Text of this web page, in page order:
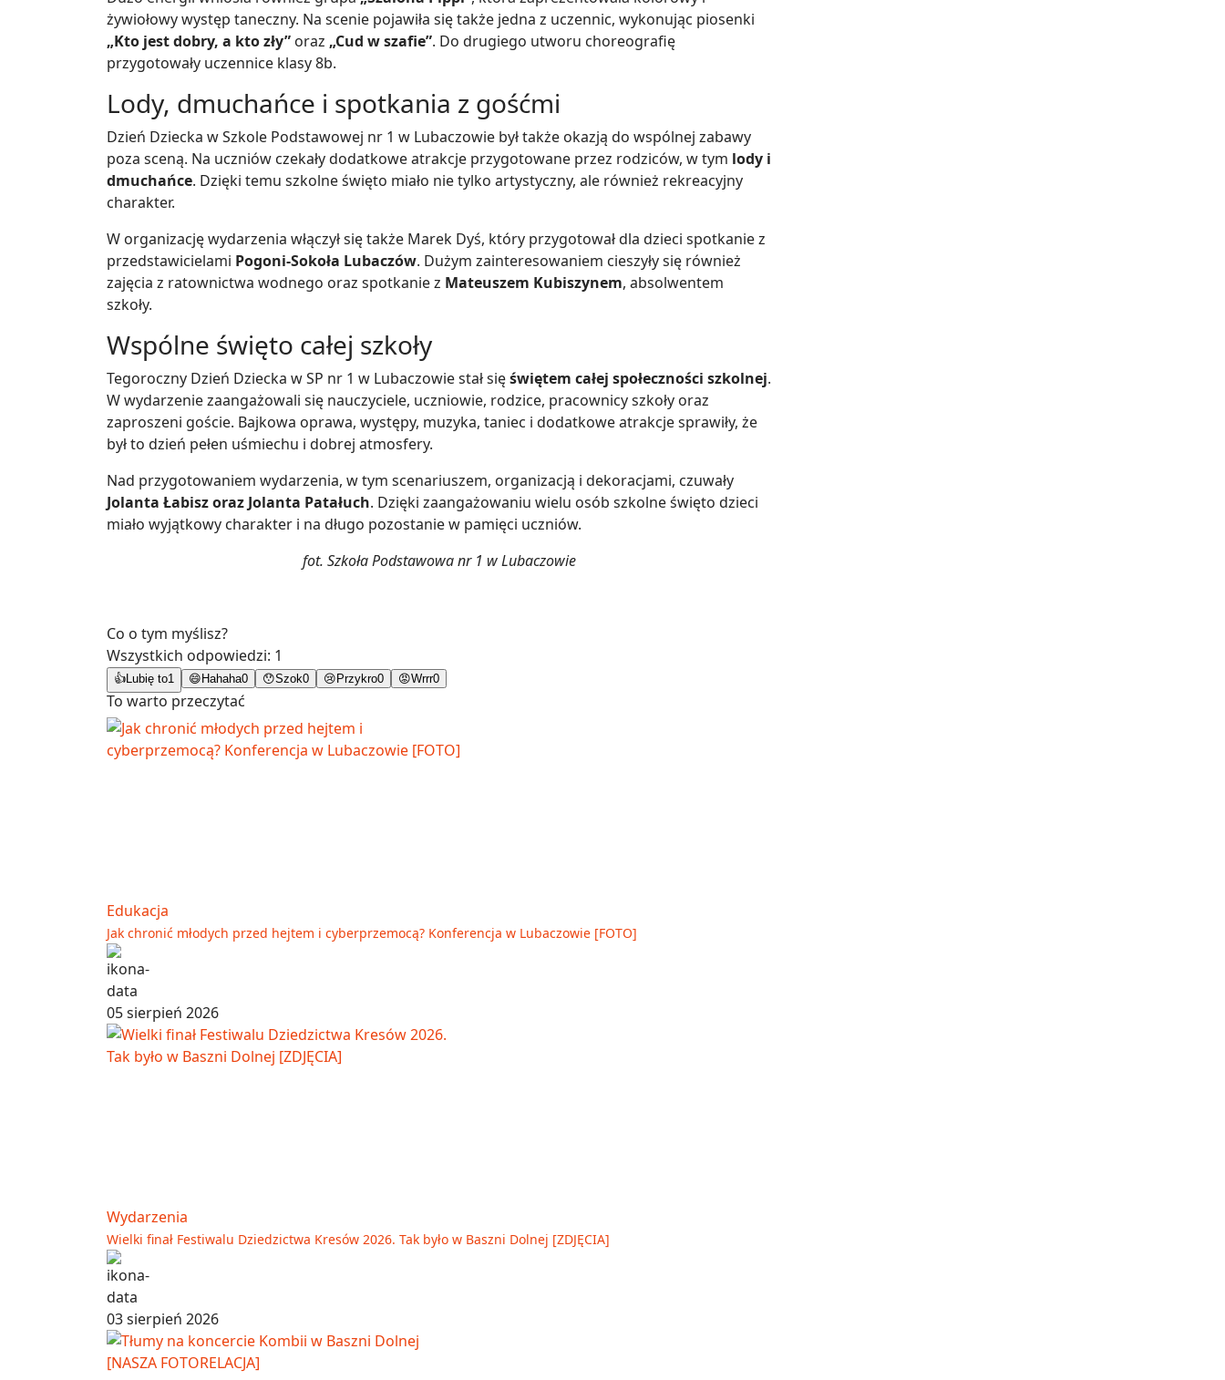
żywiołowy występ taneczny. Na scenie pojawiła się także jedna z uczennic, wykonując piosenki
„Kto jest dobry, a kto zły” oraz „Cud w szafie”. Do drugiego utworu choreografię
przygotowały uczennice klasy 8b.
Lody, dmuchańce i spotkania z gośćmi
Dzień Dziecka w Szkole Podstawowej nr 1 w Lubaczowie był także okazją do wspólnej zabawy
poza sceną. Na uczniów czekały dodatkowe atrakcje przygotowane przez rodziców, w tym lody i
dmuchańce. Dzięki temu szkolne święto miało nie tylko artystyczny, ale również rekreacyjny
charakter.
W organizację wydarzenia włączył się także Marek Dyś, który przygotował dla dzieci spotkanie z
przedstawicielami Pogoni-Sokoła Lubaczów. Dużym zainteresowaniem cieszyły się również
zajęcia z ratownictwa wodnego oraz spotkanie z Mateuszem Kubiszynem, absolwentem
szkoły.
Wspólne święto całej szkoły
Tegoroczny Dzień Dziecka w SP nr 1 w Lubaczowie stał sięświętem całej społeczności szkolnej.
W wydarzenie zaangażowali się nauczyciele, uczniowie, rodzice, pracownicy szkoły oraz
zaproszeni goście. Bajkowa oprawa, występy, muzyka, taniec i dodatkowe atrakcje sprawiły, że
był to dzień pełen uśmiechu i dobrej atmosfery.
Nad przygotowaniem wydarzenia, w tym scenariuszem, organizacją i dekoracjami, czuwały
Jolanta Łabisz oraz Jolanta Patałuch. Dzięki zaangażowaniu wielu osób szkolne święto dzieci
miało wyjątkowy charakter i na długo pozostanie w pamięci uczniów.
fot. Szkoła Podstawowa nr 1 w Lubaczowie
Co o tym myślisz?
Wszystkich odpowiedzi: 1
👍 Lubię to1 😄 Hahaha0 😯Szok0 😢 Przykro0 😡Wrrr0
To warto przeczytać
Edukacja
Jak chronić młodych przed hejtem i cyberprzemocą? Konferencja w Lubaczowie [FOTO]
05 sierpień 2026
Wydarzenia
Wielki finał Festiwalu Dziedzictwa Kresów 2026. Tak było w Baszni Dolnej [ZDJĘCIA]
03 sierpień 2026